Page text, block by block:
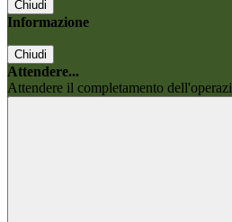
Chiudi
Informazione
Chiudi
Attendere...
Attendere il completamento